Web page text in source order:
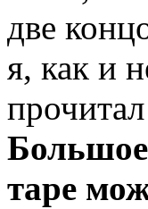
две
я, как и
Большое
таре